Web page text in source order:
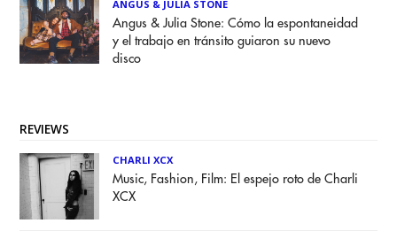
ANGUS & JULIA STONE
Angus & Julia Stone: Cómo la espontaneidad
y el trabajo en tránsito guiaron su nuevo
disco
REVIEWS
CHARLI XCX
Music, Fashion, Film: El espejo roto de Charli
XCX